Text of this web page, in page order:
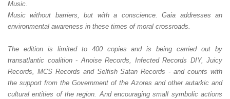
Music.
Music without barriers, but with a conscience. Gaia addresses an
environmental awareness in these times of moral crossroads.
The edition is limited to 400 copies and is being carried out by
transatlantic coalition - Anoise Records, Infected Records DIY, Juicy
Records, MCS Records and Selfish Satan Records - and counts with
the support from the Government of the Azores and other autarkic and
cultural entities of the region. And encouraging small symbolic actions